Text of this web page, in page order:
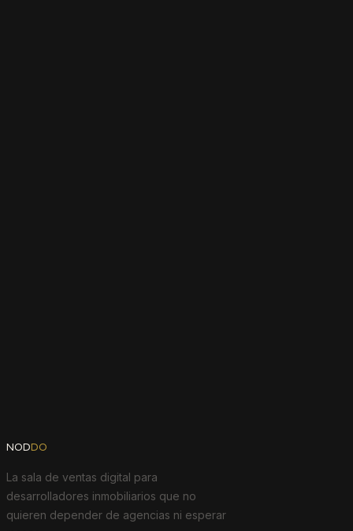
NODDO
La sala de ventas digital para
desarrolladores inmobiliarios que no
quieren depender de agencias ni esperar